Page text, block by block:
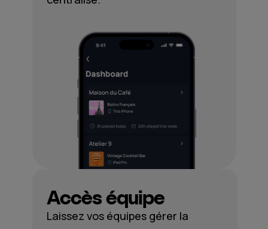
Accès équipe
Laissez vos équipes gérer la